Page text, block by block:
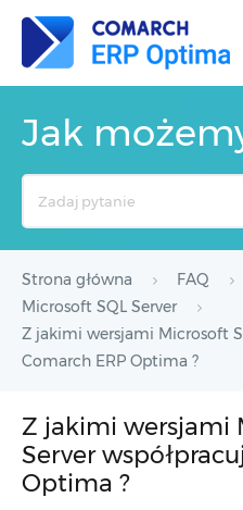
Jak
Strona główna FAQ
Microsoft SQL Server
Z jakimi wersjami Microsoft
Comarch ERP Optima ?
Z jakimi wersjami
Server
Optima ?